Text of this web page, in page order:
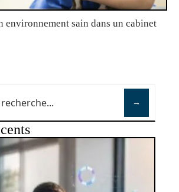
environnement sain dans un cabinet